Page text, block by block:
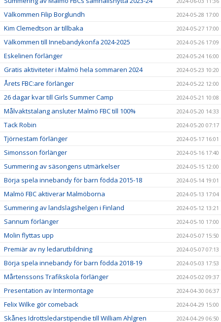
Välkommen Filip Borglundh 2024-05-28 17:00
Kim Clemedtson är tillbaka 2024-05-27 17:00
Välkommen till Innebandykonfa 2024-2025 2024-05-26 17:09
Eskelinen förlänger 2024-05-24 16:00
Gratis aktiviteter i Malmö hela sommaren 2024 2024-05-23 10:20
Årets FBC:are förlänger 2024-05-22 12:00
26 dagar kvar till Girls Summer Camp 2024-05-21 10:08
Målvaktstalang ansluter Malmö FBC till 100% 2024-05-20 14:33
Tack Robin 2024-05-20 07:17
Tjörnestam förlänger 2024-05-17 16:01
Simonsson förlänger 2024-05-16 17:40
Summering av säsongens utmärkelser 2024-05-15 12:00
Börja spela innebandy för barn födda 2015-18 2024-05-14 19:01
Malmö FBC aktiverar Malmöborna 2024-05-13 17:04
Summering av landslagshelgen i Finland 2024-05-12 13:21
Sannum förlänger 2024-05-10 17:00
Molin flyttas upp 2024-05-07 15:50
Premiär av ny ledarutbildning 2024-05-07 07:13
Börja spela innebandy för barn födda 2018-19 2024-05-03 17:53
Mårtenssons Trafikskola förlänger 2024-05-02 09:37
Presentation av Intermontage 2024-04-30 06:37
Felix Wilke gör comeback 2024-04-29 15:00
Skånes Idrottsledarstipendie till William Ahlgren 2024-04-29 06:50